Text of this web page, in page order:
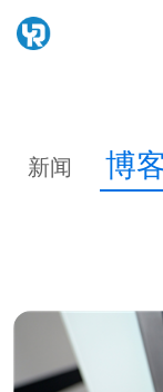
新闻 博